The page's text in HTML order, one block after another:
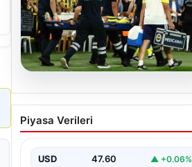
05.08.2026
Fenerbahçe’de Sturm
Graz Maçında
Haber!
Piyasa Verileri
USD 47.60 ▲ +0.06%